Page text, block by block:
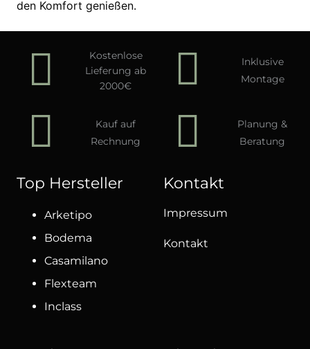
den Komfort genießen.
Kostenlose
Lieferung ab
2000€
Inklusive
Montage
Kauf auf
Rechnung
Planung &
Beratung
Top Hersteller
Arketipo
Bodema
Casamilano
Flexteam
Inclass
Kontakt
Impressum
Kontakt